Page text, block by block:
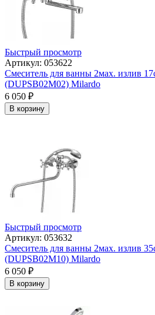
Быстрый просмотр
Артикул: 053622
Смеситель для ванны 2мах. излив
(DUPSB02M02) Milardo
6 050 ₽
В корзину
Быстрый просмотр
Артикул: 053632
Смеситель для ванны 2мах. излив
(DUPSB02M10) Milardo
6 050 ₽
В корзину